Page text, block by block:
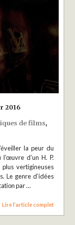
2016
de films,
la peur du
d’un H. P.
plus vertigineuses
Le genre d’idées
par …
Lire l’article complet